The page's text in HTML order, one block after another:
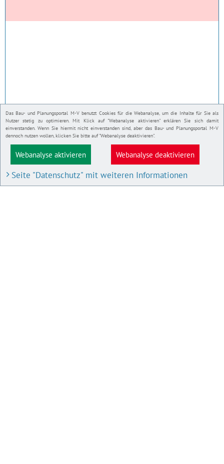
Das Bau- und Planungsportal M-V benutzt Cookies für die Webanalyse, um die Inhalte für Sie als
Nutzer stetig zu optimieren. Mit Klick auf "Webanalyse aktivieren" erklären Sie sich damit
einverstanden. Wenn Sie hiermit nicht einverstanden sind, aber das Bau- und Planungsportal M-V
dennoch nutzen wollen, klicken Sie bitte auf "Webanalyse deaktivieren".
Webanalyse aktivieren Webanalyse deaktivieren
Seite "Datenschutz" mit weiteren Informationen